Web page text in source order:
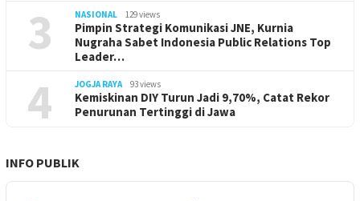
3 NASIONAL 129 views
Pimpin Strategi Komunikasi JNE, Kurnia
Nugraha Sabet Indonesia Public Relations Top
Leader…
4 JOGJA RAYA 93 views
Kemiskinan DIY Turun Jadi 9,70%, Catat Rekor
Penurunan Tertinggi di Jawa
INFO PUBLIK